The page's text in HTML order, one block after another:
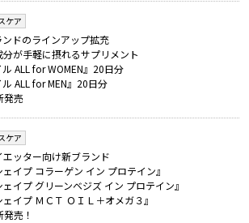
ケア
ンドのラインアップ拡充
が手軽に摂れるサプリメント
ALL for WOMEN』20日分
ALL for MEN』20日分
発売
ケア
ッター向け新ブランド
イプ コラーゲン イン プロテイン』
イプ グリーンベジズ イン プロテイン』
イプ ＭＣＴ ＯＩＬ＋オメガ３』
売！